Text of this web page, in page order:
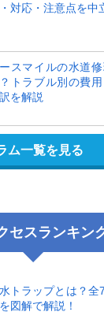
対応・注意点を中
スマイルの水道
トラブル別の費
を解説
ム一覧を見る
セスランキン
トラップとは？全
図解で解説！